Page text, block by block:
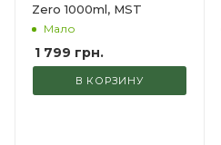
Zero 1000ml, MST
Мало
1 799 грн.
В КОРЗИНУ